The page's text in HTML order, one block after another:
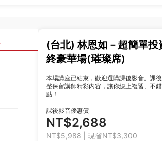
(台北) 林恩如－超簡單投
終豪華場(璀璨席)
本場講座已結束，歡迎選購課後影音。課
整保留講師精彩內容，讓你線上複習、不
點！
課後影音優惠價
NT$2,688
NT$5,988| 現省NT$3,300